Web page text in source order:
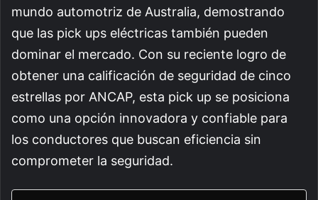
mundo automotriz de Australia, demostrando
que las pick ups eléctricas también pueden
dominar el mercado. Con su reciente logro de
obtener una calificación de seguridad de cinco
estrellas por ANCAP, esta pick up se posiciona
como una opción innovadora y confiable para
los conductores que buscan eficiencia sin
comprometer la seguridad.